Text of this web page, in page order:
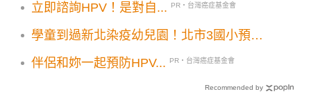
立即諮詢HPV！是對自...
PR・台灣癌症基金會
學童到過新北染疫幼兒園！北市3國小預防
伴侶和妳一起預防HPV...
PR・台灣癌症基金會
Recommended by